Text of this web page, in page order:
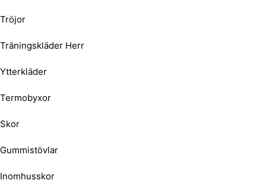
Tröjor
Träningskläder Herr
Ytterkläder
Termobyxor
Skor
Gummistövlar
Inomhusskor